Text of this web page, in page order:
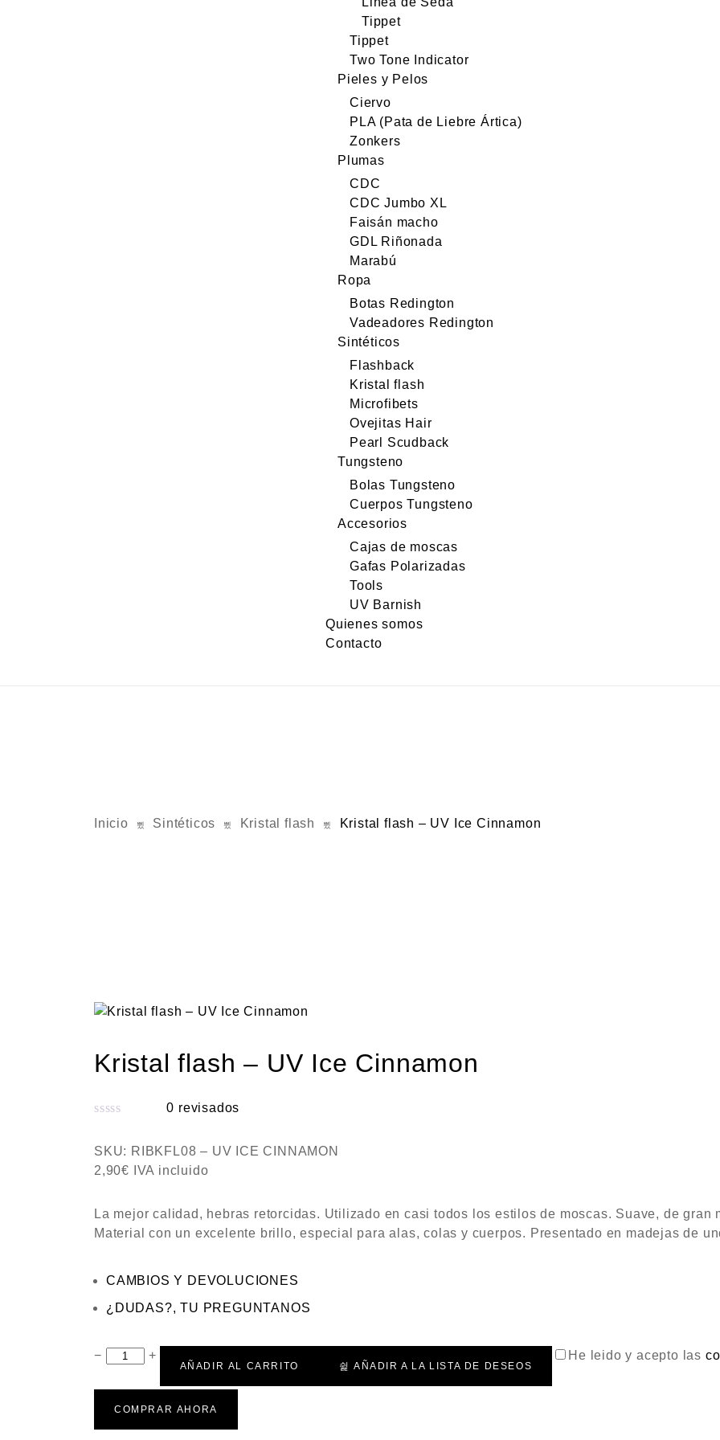
Tippet
Tippet
Two Tone Indicator
Pieles y Pelos
Ciervo
PLA (Pata de Liebre Ártica)
Zonkers
Plumas
CDC
CDC Jumbo XL
Faisán macho
GDL Riñonada
Marabú
Ropa
Botas Redington
Vadeadores Redington
Sintéticos
Flashback
Kristal flash
Microfibets
Ovejitas Hair
Pearl Scudback
Tungsteno
Bolas Tungsteno
Cuerpos Tungsteno
Accesorios
Cajas de moscas
Gafas Polarizadas
Tools
UV Barnish
Quienes somos
Contacto
Inicio Sintéticos Kristal flash Kristal flash – UV Ice Cinnamon
Kristal flash – UV Ice Cinnamon
a
l
r
a
c
o
0 revisados
SKU: RIBKFL08 – UV ICE CINNAMON
2,90€ IVA incluido
La mejor calidad, hebras retorcidas. Utilizado en casi todos los estilos de moscas. Suave, de gran
Material con un excelente brillo, especial para alas, colas y cuerpos. Presentado en madejas de
CAMBIOS Y DEVOLUCIONES
¿DUDAS?, TU PREGUNTANOS
− +
AÑADIR AL CARRITO AÑADIR A LA LISTA DE DESEOS
He leido y acepto las
COMPRAR AHORA